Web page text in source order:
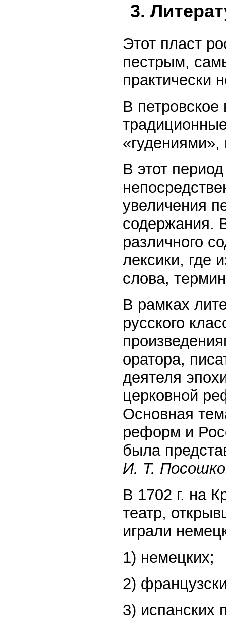
3.
Этот пласт
пестрым,
практически
В
В этот
увеличения
содержания.
различного
лексики, где
слова,
В рамках
русского
оратора,
деятеля
церковной
Основная
реформ и
была
И. Т.
В 1702 г. на
театр,
играли
1) немецких;
2)
3) испанских